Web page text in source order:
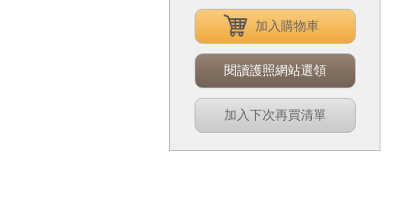
加入購物車
閱讀護照網站選領
加入下次再買清單